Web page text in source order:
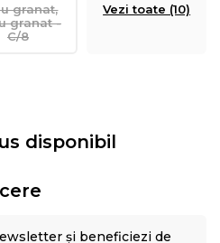
granat,
granat -
C/8
Vezi toate (10)
disponibil
și beneficiezi de